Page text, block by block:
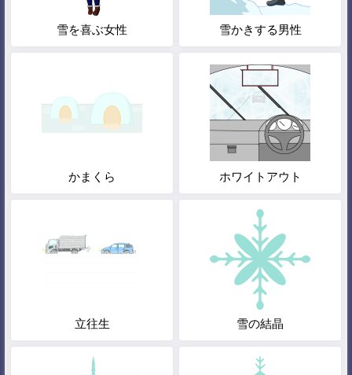
雪を喜ぶ女性 雪かきする男性
かまくら ホワイトアウト
立往生 雪の結晶